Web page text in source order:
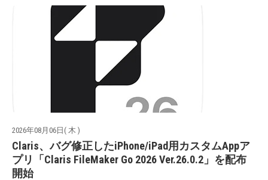
2026年08月06日( 木 )
Claris、バグ修正したiPhone/iPad用カスタムAppア
プリ「Claris FileMaker Go 2026 Ver.26.0.2」を配布
開始